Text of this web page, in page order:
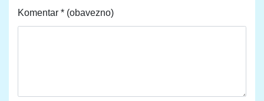
Komentar * (obavezno)